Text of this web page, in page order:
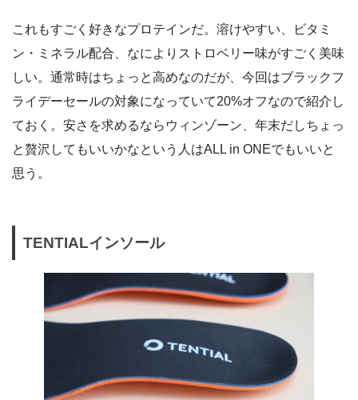
これもすごく好きなプロテインだ。溶けやすい、ビタミ
ン・ミネラル配合、なによりストロベリー味がすごく美味
しい。通常時はちょっと高めなのだが、今回はブラックフ
ライデーセールの対象になっていて20%オフなので紹介し
ておく。安さを求めるならウィンゾーン、年末だしちょっ
と贅沢してもいいかなという人はALL in ONEでもいいと
思う。
TENTIALインソール